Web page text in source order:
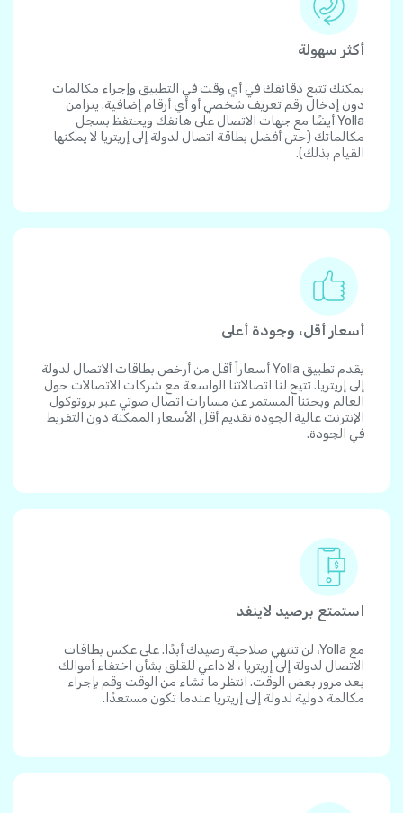
أكثر سهولة
يمكنك تتبع دقائقك في أي وقت في التطبيق وإجراء مكالمات
دون إدخال رقم تعريف شخصي أو أي أرقام إضافية. يتزامن
Yolla أيضًا مع جهات الاتصال على هاتفك ويحتفظ بسجل
مكالماتك (حتى أفضل بطاقة اتصال لدولة إلى إريتريا لا يمكنها
القيام بذلك).
أسعار أقل، وجودة أعلى
يقدم تطبيق Yolla أسعاراً أقل من أرخص بطاقات الاتصال لدولة
إلى إريتريا. تتيح لنا اتصالاتنا الواسعة مع شركات الاتصالات حول
العالم وبحثنا المستمر عن مسارات اتصال صوتي عبر بروتوكول
الإنترنت عالية الجودة تقديم أقل الأسعار الممكنة دون التفريط
في الجودة.
استمتع برصيد لاينفد
مع Yolla، لن تنتهي صلاحية رصيدك أبدًا. على عكس بطاقات
الاتصال لدولة إلى إريتريا ، لا داعي للقلق بشأن اختفاء أموالك
بعد مرور بعض الوقت. انتظر ما تشاء من الوقت وقم بإجراء
مكالمة دولية لدولة إلى إريتريا عندما تكون مستعدًا.